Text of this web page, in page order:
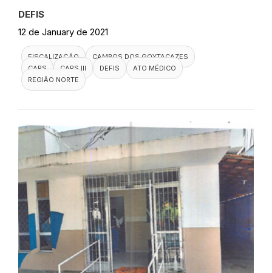
DEFIS
12 de January de 2021
FISCALIZAÇÃO
CAMPOS DOS GOYTACAZES
CAPS
CAPS III DEFIS
ATO MÉDICO
REGIÃO NORTE